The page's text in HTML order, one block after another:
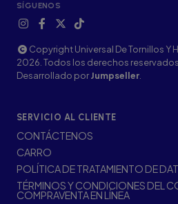
SÍGUENOS
Copyright Universal De Tornillos Y
2026. Todos los derechos reservados.
Desarrollado porJumpseller
SERVICIO AL CLIENTE
CONTÁCTENOS
CARRO
POLÍTICA DE TRATAMIENTO DE
TÉRMINOS Y CONDICIONES DEL
COMPRAVENTA EN LÍNEA